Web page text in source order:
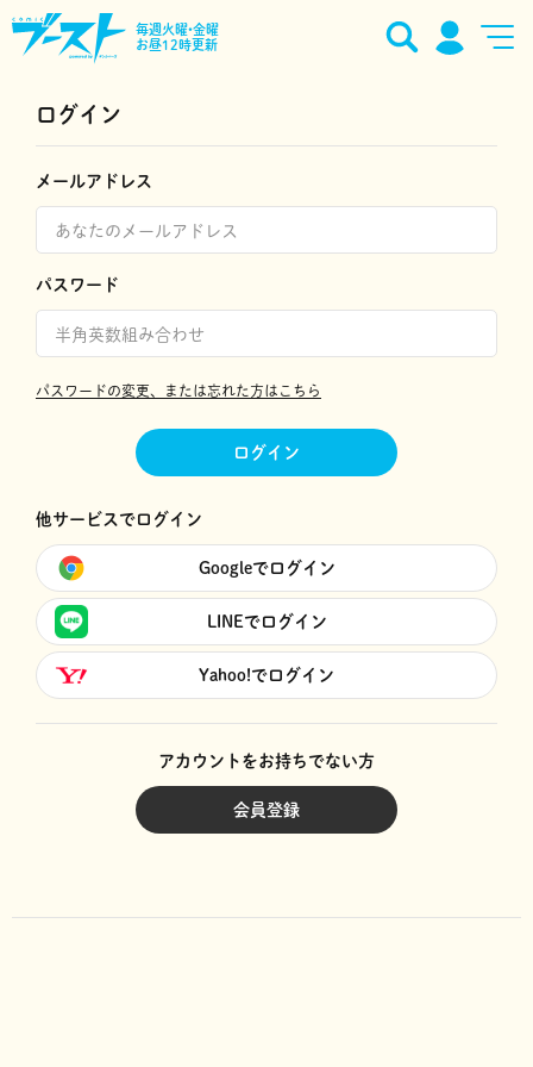
毎週火曜•金曜
お昼12時更新
ログイン
メールアドレス
パスワード
パスワードの変更、または忘れた方はこちら
ログイン
他サービスでログイン
Googleでログイン
LINEでログイン
Yahoo!でログイン
アカウントをお持ちでない方
会員登録